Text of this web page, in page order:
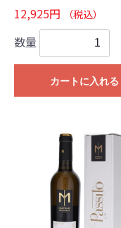
12,925円 （税込）
数量
カートに入れる